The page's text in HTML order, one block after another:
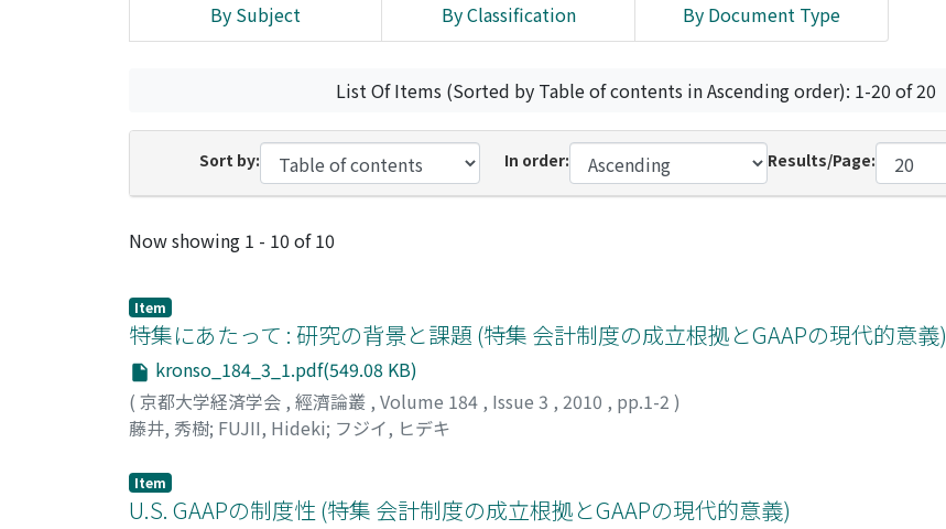
By Subject By Classification By Document Type
List Of Items (Sorted by Table of contents in Ascending order): 1-20 of 20
Sort by: In order: Results/Page:
Recent Submissions
Now showing 1 - 10 of 10
Item
特集にあたって : 研究の背景と課題 (特集 会計制度の成立根拠とGAAPの現代的意義)
kronso_184_3_1.pdf(549.08 KB)
( 京都大学経済学会 , 經濟論叢 , Volume 184 , Issue 3 , 2010 , pp.1-2 )
藤井, 秀樹; FUJII, Hideki; フジイ, ヒデキ
Item
U.S. GAAPの制度性 (特集 会計制度の成立根拠とGAAPの現代的意義)